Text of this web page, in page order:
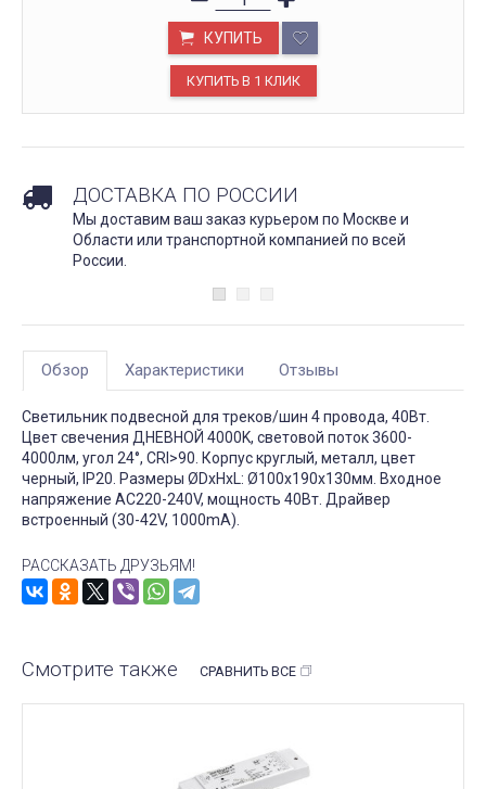
КУПИТЬ
ДОСТАВКА ПО РОССИИ
Мы доставим ваш заказ курьером по Москве и
Области или транспортной компанией по всей
России.
Обзор Характеристики Отзывы
Светильник подвесной для треков/шин 4 провода, 40Вт.
Цвет свечения ДНЕВНОЙ 4000K, световой поток 3600-
4000лм, угол 24°, CRI>90. Корпус круглый, металл, цвет
черный, IP20. Размеры ØDxHxL: Ø100х190х130мм. Входное
напряжение AC220-240V, мощность 40Вт. Драйвер
встроенный (30-42V, 1000mA).
РАССКАЗАТЬ ДРУЗЬЯМ!
Смотрите также СРАВНИТЬ ВСЕ